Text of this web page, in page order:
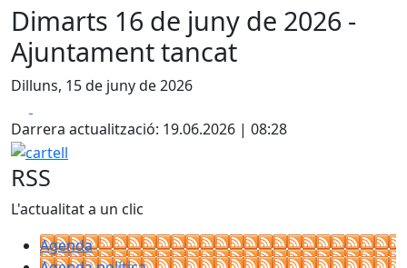
Dimarts 16 de juny de 2026 -
Ajuntament tancat
Dilluns, 15 de juny de 2026
Darrera actualització: 19.06.2026 | 08:28
cartell
RSS
L'actualitat a un clic
Agenda